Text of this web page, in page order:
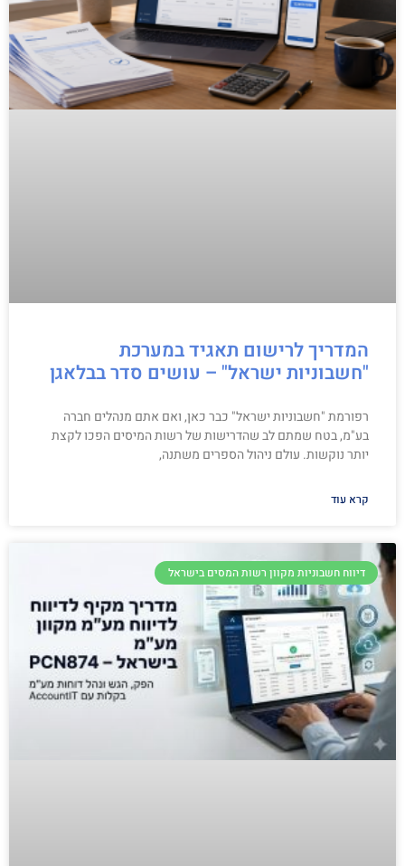
המדריך לרישום תאגיד במערכת
"חשבוניות ישראל" – עושים סדר בבלאגן
רפורמת "חשבוניות ישראל" כבר כאן, ואם אתם מנהלים חברה
בע"מ, בטח שמתם לב שהדרישות של רשות המיסים הפכו לקצת
יותר נוקשות. עולם ניהול הספרים משתנה,
קרא עוד
דיווח חשבוניות מקוון רשות המסים בישראל